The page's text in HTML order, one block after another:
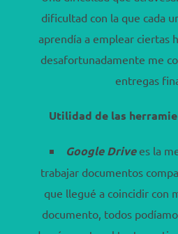
dificultad con la que cada
aprendía a emplear ciertas
desafortunadamente me
entregas
Utilidad de las
Google Drivees la
trabajar documentos
que llegué a coincidir con
documento, todos